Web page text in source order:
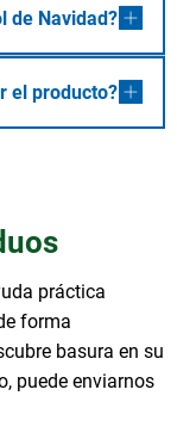
de Navidad?
el producto?
práctica
forma
basura en su
puede enviarnos